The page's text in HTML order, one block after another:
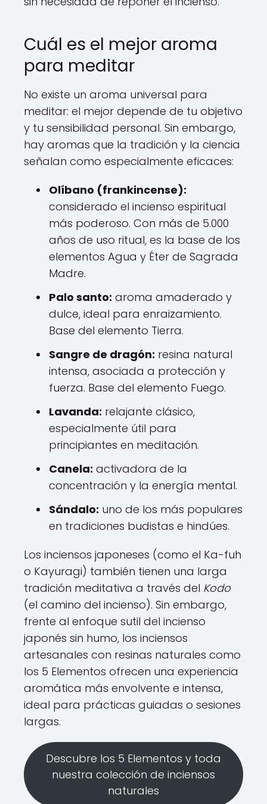
Cuál es el mejor aroma
para meditar
No existe un aroma universal para
meditar: el mejor depende de tu objetivo
y tu sensibilidad personal. Sin embargo,
hay aromas que la tradición y la ciencia
señalan como especialmente eficaces:
Olíbano (frankincense):
considerado el incienso espiritual
más poderoso. Con más de 5.000
años de uso ritual, es la base de los
elementos Agua y Éter de Sagrada
Madre.
Palo santo: aroma amaderado y
dulce, ideal para enraizamiento.
Base del elemento Tierra.
Sangre de dragón: resina natural
intensa, asociada a protección y
fuerza. Base del elemento Fuego.
Lavanda: relajante clásico,
especialmente útil para
principiantes en meditación.
Canela: activadora de la
concentración y la energía mental.
Sándalo: uno de los más populares
en tradiciones budistas e hindúes.
Los inciensos japoneses (como el Ka-fuh
o Kayuragi) también tienen una larga
tradición meditativa a través del Kodo
(el camino del incienso). Sin embargo,
frente al enfoque sutil del incienso
japonés sin humo, los inciensos
artesanales con resinas naturales como
los 5 Elementos ofrecen una experiencia
aromática más envolvente e intensa,
ideal para prácticas guiadas o sesiones
largas.
Descubre los 5 Elementos y toda
nuestra colección de inciensos
naturales